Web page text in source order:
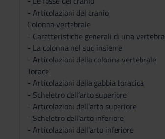
- Articolazioni del cranio
Colonna vertebrale
- Caratteristiche generali di una vertebra
- La colonna nel suo insieme
- Articolazioni della colonna vertebrale
Torace
- Articolazioni della gabbia toracica
- Scheletro dell’arto superiore
- Articolazioni dell’arto superiore
- Scheletro dell’arto inferiore
- Articolazioni dell’arto inferiore